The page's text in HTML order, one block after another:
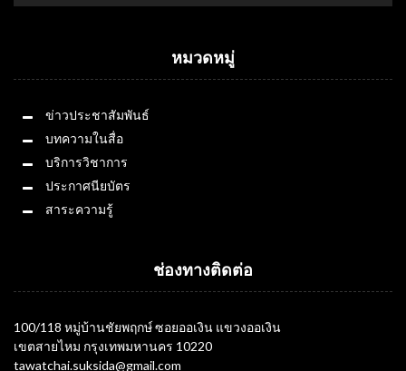
หมวดหมู่
ข่าวประชาสัมพันธ์
บทความในสื่อ
บริการวิชาการ
ประกาศนียบัตร
สาระความรู้
ช่องทางติดต่อ
100/118 หมู่บ้านชัยพฤกษ์ ซอยออเงิน แขวงออเงิน
เขตสายไหม กรุงเทพมหานคร 10220
tawatchai.suksida@gmail.com